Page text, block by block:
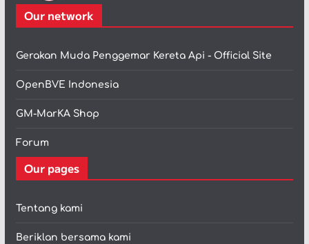
Our network
Gerakan Muda Penggemar Kereta Api - Official Site
OpenBVE Indonesia
GM-MarKA Shop
Forum
Our pages
Tentang kami
Beriklan bersama kami